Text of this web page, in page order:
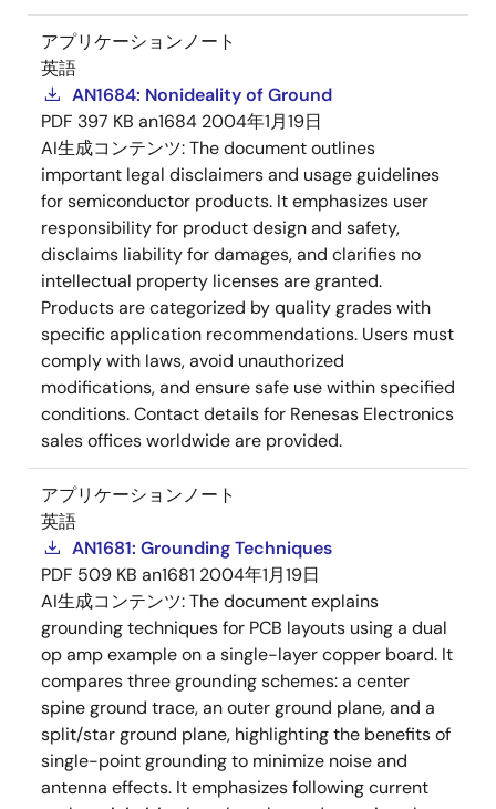
アプリケーションノート
英語
AN1684: Nonideality of Ground
PDF 397 KB an1684 2004年1月19日
AI生成コンテンツ:The document outlines
important legal disclaimers and usage guidelines
for semiconductor products. It emphasizes user
responsibility for product design and safety,
disclaims liability for damages, and clarifies no
intellectual property licenses are granted.
Products are categorized by quality grades with
specific application recommendations. Users must
comply with laws, avoid unauthorized
modifications, and ensure safe use within specified
conditions. Contact details for Renesas Electronics
sales offices worldwide are provided.
アプリケーションノート
英語
AN1681: Grounding Techniques
PDF 509 KB an1681 2004年1月19日
AI生成コンテンツ:The document explains
grounding techniques for PCB layouts using a dual
op amp example on a single-layer copper board. It
compares three grounding schemes: a center
spine ground trace, an outer ground plane, and a
split/star ground plane, highlighting the benefits of
single-point grounding to minimize noise and
antenna effects. It emphasizes following current